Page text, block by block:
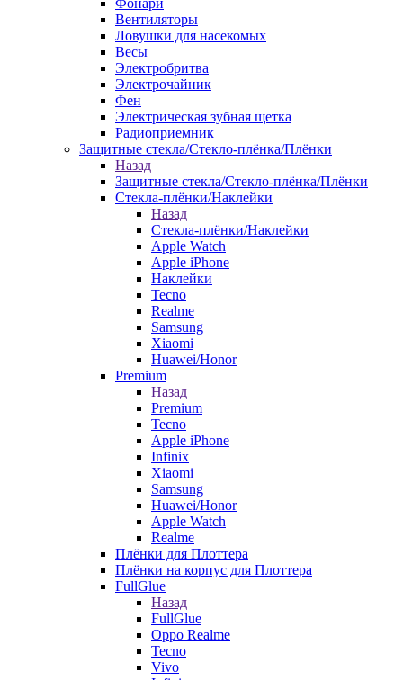
Фонари
Вентиляторы
Ловушки для насекомых
Весы
Электробритва
Электрочайник
Фен
Электрическая зубная щетка
Радиоприемник
Защитные стекла/Стекло-плёнка/Плёнки
Назад
Защитные стекла/Стекло-плёнка/Плёнки
Стекла-плёнки/Наклейки
Назад
Стекла-плёнки/Наклейки
Apple Watch
Apple iPhone
Наклейки
Tecno
Realme
Samsung
Xiaomi
Huawei/Honor
Premium
Назад
Premium
Tecno
Apple iPhone
Infinix
Xiaomi
Samsung
Huawei/Honor
Apple Watch
Realme
Плёнки для Плоттера
Плёнки на корпус для Плоттера
FullGlue
Назад
FullGlue
Oppo Realme
Tecno
Vivo